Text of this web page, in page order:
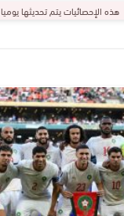
هذه الإحصائيات يتم تحديثها يوميا